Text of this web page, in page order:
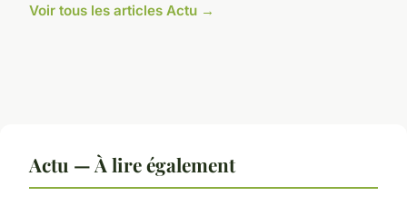
Voir tous les articles Actu →
Actu — À lire également